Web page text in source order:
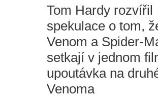
Carnage přichází
Tom Hardy
spekulace o tom, že se Venom a
setkají v jednom filmu. A
druhého Venoma
Tom Hardy rozvířil
spekulace o tom,
Venom a Spider-
setkají v jednom
upoutávka na
Venoma